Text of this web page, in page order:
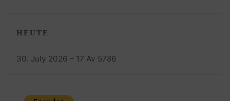
HEUTE
30. July 2026 – 17 Av 5786